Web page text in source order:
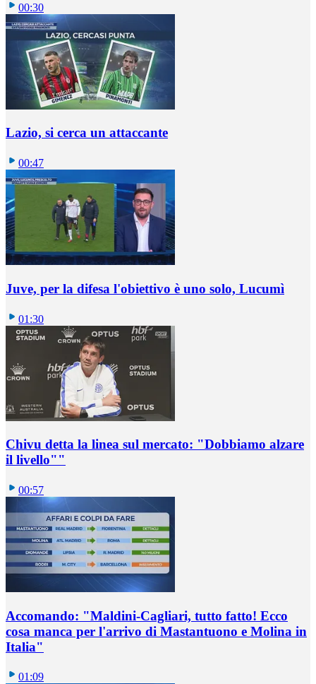
00:30
Lazio, si cerca un attaccante
00:47
Juve, per la difesa l'obiettivo è uno solo, Lucumì
01:30
Chivu detta la linea sul mercato: "Dobbiamo alzare
il livello""
00:57
Accomando: "Maldini-Cagliari, tutto fatto! Ecco
cosa manca per l'arrivo di Mastantuono e Molina in
Italia"
01:09